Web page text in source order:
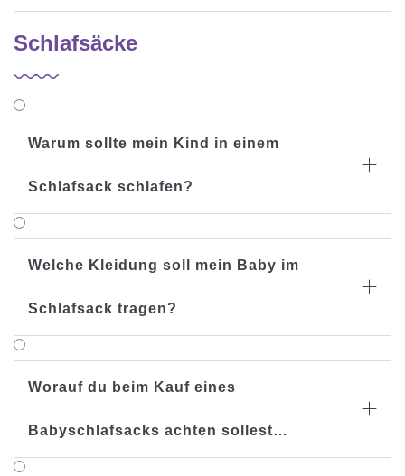
Schlafsäcke
Warum sollte mein Kind in einem
Schlafsack schlafen?

Welche Kleidung soll mein Baby im
Schlafsack tragen?

Worauf du beim Kauf eines
Babyschlafsacks achten sollest…
